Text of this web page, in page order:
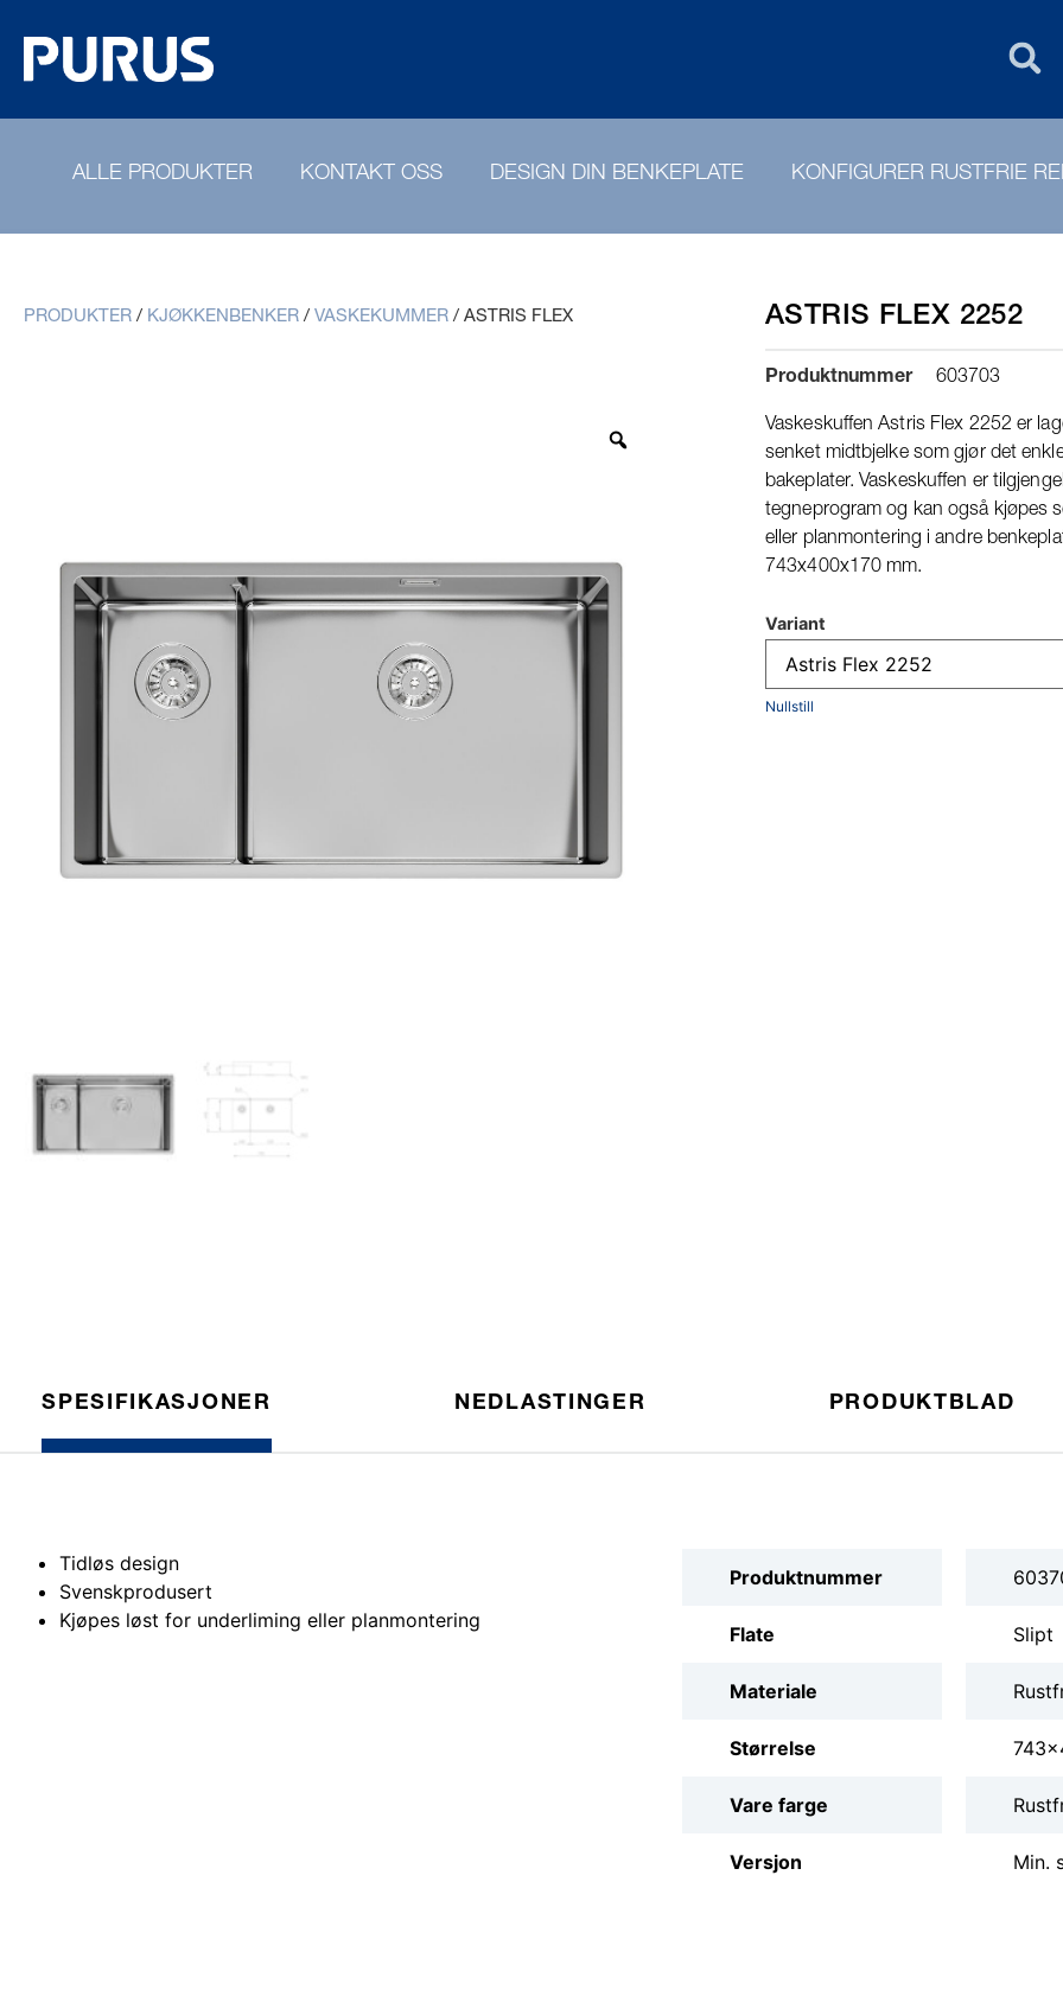
PURUS GROUP
ALLE PRODUKTER KONTAKT OSS DESIGN DIN BENKEPLATE KONFIGURER RUSTFRIE
PRODUKTER / KJØKKENBENKER / VASKEKUMMER / ASTRIS FLEX ASTRIS FLEX 2252
Produktnummer 603703
Vaskeskuffen Astris Flex 2252 er
senket midtbjelke som gjør det
bakeplater. Vaskeskuffen er
tegneprogram og kan også kjøpes
eller planmontering i andre
743x400x170 mm.
Variant
Nullstill
SPESIFIKASJONER NEDLASTINGER PRODUKTBLAD
Tidløs design
Svenskprodusert
Kjøpes løst for underliming eller planmontering
Produktnummer
Flate Slipt
Materiale
Størrelse
Vare farge
Versjon Min.